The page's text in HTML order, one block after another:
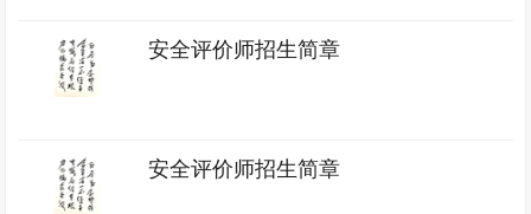
安全评价师招生简章
安全评价师招生简章